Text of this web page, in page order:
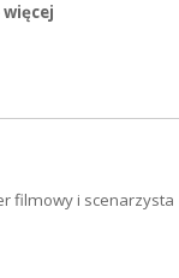
więcej
filmowy i scenarzysta